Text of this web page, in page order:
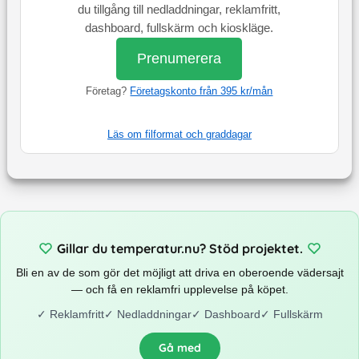
du tillgång till nedladdningar, reklamfritt,
dashboard, fullskärm och kioskläge.
Prenumerera
Företag? Företagskonto från 395 kr/mån
Läs om filformat och graddagar
Gillar du temperatur.nu? Stöd projektet.
Bli en av de som gör det möjligt att driva en oberoende vädersajt
— och få en reklamfri upplevelse på köpet.
✓ Reklamfritt✓ Nedladdningar✓ Dashboard✓ Fullskärm
Gå med